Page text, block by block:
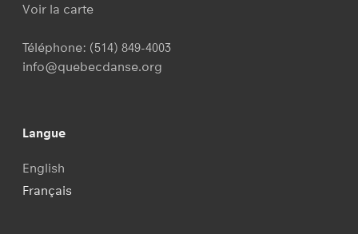
Voir la carte
Téléphone: (514) 849-4003
info@quebecdanse.org
Langue
English
Français